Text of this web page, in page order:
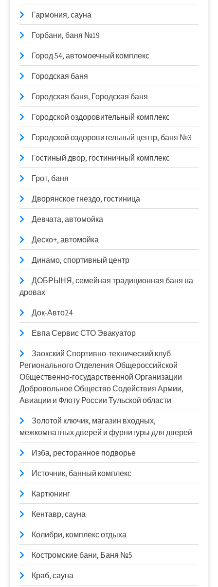
Гармония, сауна
Горбани, баня №19
Город 54, автомоечный комплекс
Городская баня
Городская баня, Городская баня
Городской оздоровительный комплекс
Городской оздоровительный центр, баня №3
Гостиный двор, гостиничный комплекс
Грот, баня
Дворянское гнездо, гостиница
Девчата, автомойка
Деско+, автомойка
Динамо, спортивный центр
ДОБРЫНЯ, семейная традиционная баня на
дровах
Док-Авто24
Евпа Сервис СТО Эвакуатор
Заокский Спортивно-технический клуб
Регионального Отделения Общероссийской
Общественно-государственной Организации
Добровольное Общество Содействия Армии,
Авиации и Флоту России Тульской области
Золотой ключик, магазин входных,
межкомнатных дверей и фурнитуры для дверей
Изба, ресторанное подворье
Источник, банный комплекс
Картюнинг
Кентавр, сауна
Колибри, комплекс отдыха
Костромские бани, Баня №5
Краб, сауна